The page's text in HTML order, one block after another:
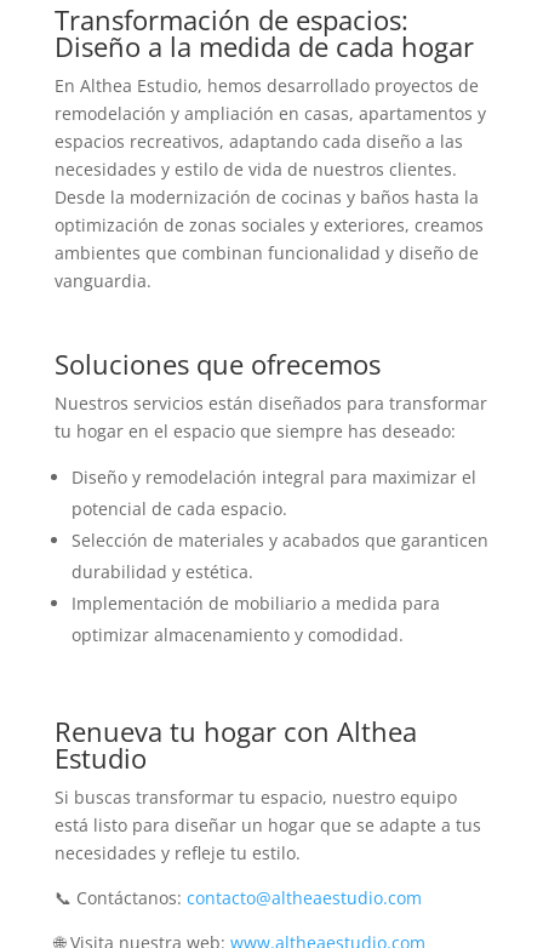
Transformación de espacios:
Diseño a la medida de cada hogar
En Althea Estudio, hemos desarrollado proyectos de
remodelación y ampliación en casas, apartamentos y
espacios recreativos, adaptando cada diseño a las
necesidades y estilo de vida de nuestros clientes.
Desde la modernización de cocinas y baños hasta la
optimización de zonas sociales y exteriores, creamos
ambientes que combinan funcionalidad y diseño de
vanguardia.
Soluciones que ofrecemos
Nuestros servicios están diseñados para transformar
tu hogar en el espacio que siempre has deseado:
Diseño y remodelación integral para maximizar el
potencial de cada espacio.
Selección de materiales y acabados que garanticen
durabilidad y estética.
Implementación de mobiliario a medida para
optimizar almacenamiento y comodidad.
Renueva tu hogar con Althea
Estudio
Si buscas transformar tu espacio, nuestro equipo
está listo para diseñar un hogar que se adapte a tus
necesidades y refleje tu estilo.
📞 Contáctanos: contacto@altheaestudio.com
🌐 Visita nuestra web: www.altheaestudio.com